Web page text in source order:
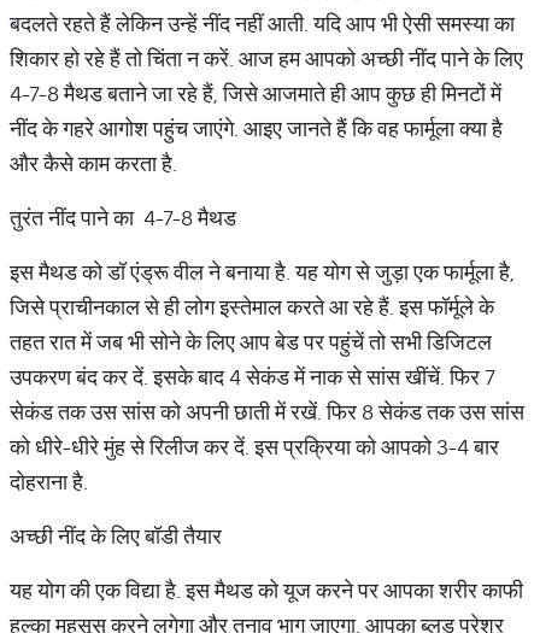
बदलते रहते हैं लेकिन उन्हें नींद नहीं आती. यदि आप भी ऐसी समस्या का
शिकार हो रहे हैं तो चिंता न करें. आज हम आपको अच्छी नींद पाने के लिए
4-7-8 मैथड बताने जा रहे हैं, जिसे आजमाते ही आप कुछ ही मिनटों में
नींद के गहरे आगोश पहुंच जाएंगे. आइए जानते हैं कि वह फार्मूला क्या है
और कैसे काम करता है.
तुरंत नींद पाने का 4-7-8 मैथड
इस मैथड को डॉ एंड्रू वील ने बनाया है. यह योग से जुड़ा एक फार्मूला है,
जिसे प्राचीनकाल से ही लोग इस्तेमाल करते आ रहे हैं. इस फॉर्मूले के
तहत रात में जब भी सोने के लिए आप बेड पर पहुंचें तो सभी डिजिटल
उपकरण बंद कर दें. इसके बाद 4 सेकंड में नाक से सांस खींचें. फिर 7
सेकंड तक उस सांस को अपनी छाती में रखें. फिर 8 सेकंड तक उस सांस
को धीरे-धीरे मुंह से रिलीज कर दें. इस प्रक्रिया को आपको 3-4 बार
दोहराना है.
अच्छी नींद के लिए बॉडी तैयार
यह योग की एक विद्या है. इस मैथड को यूज करने पर आपका शरीर काफी
हल्का महसूस करने लगेगा और तनाव भाग जाएगा. आपका ब्लड प्रेशर